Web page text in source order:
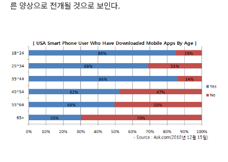
른 양상으로 전개될 것으로 보인다.